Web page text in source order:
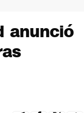
anunció